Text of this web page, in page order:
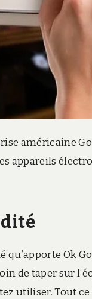
américaine
appareils
qu’apporte Ok
de taper sur
utiliser. Tout ce